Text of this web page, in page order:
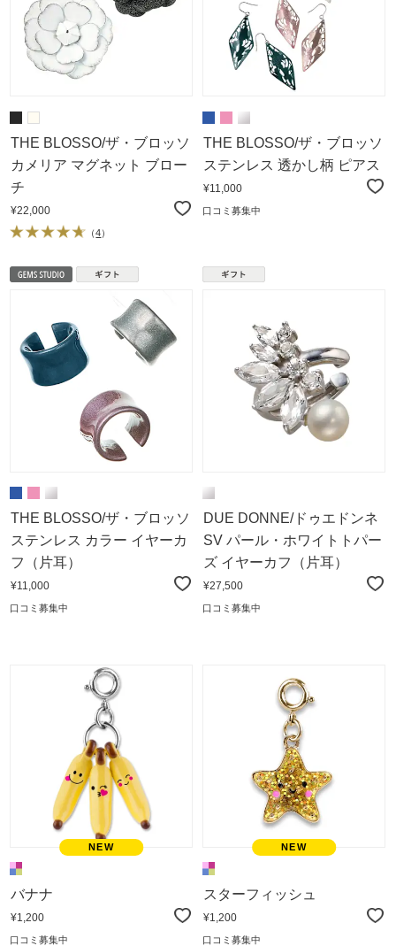
THE BLOSSO/ザ・ブロッソ
カメリア マグネット ブロー
チ
¥22,000
（4）
THE BLOSSO/ザ・ブロッソ
ステンレス 透かし柄 ピアス
¥11,000
口コミ募集中
THE BLOSSO/ザ・ブロッソ
ステンレス カラー イヤーカ
フ（片耳）
¥11,000
口コミ募集中
DUE DONNE/ドゥエドンネ
SV パール・ホワイトトパー
ズ イヤーカフ（片耳）
¥27,500
口コミ募集中
バナナ
¥1,200
口コミ募集中
スターフィッシュ
¥1,200
口コミ募集中